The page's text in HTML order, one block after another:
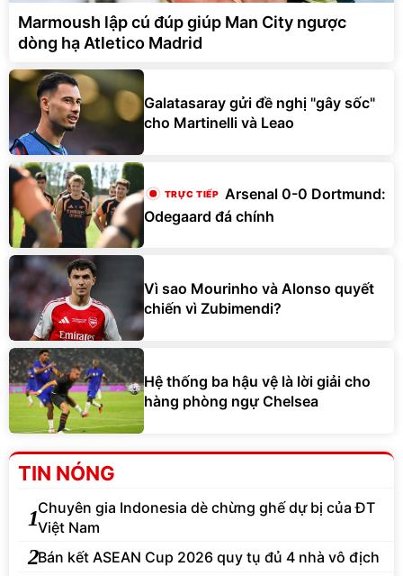
Marmoush lập cú đúp giúp Man City ngược
dòng hạ Atletico Madrid
Galatasaray gửi đề nghị "gây sốc"
cho Martinelli và Leao
Arsenal 0-0 Dortmund:
Odegaard đá chính
Vì sao Mourinho và Alonso quyết
chiến vì Zubimendi?
Hệ thống ba hậu vệ là lời giải cho
hàng phòng ngự Chelsea
TIN NÓNG
1Chuyên gia Indonesia dè chừng ghế dự bị của ĐT
Việt Nam
2Bán kết ASEAN Cup 2026 quy tụ đủ 4 nhà vô địch